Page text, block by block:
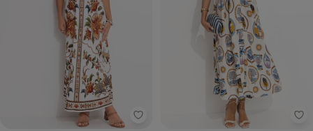
Farm - Vesttido Jardim